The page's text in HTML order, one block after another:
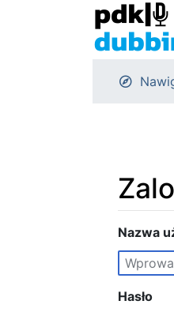
Skocz
Nazwa
Hasło